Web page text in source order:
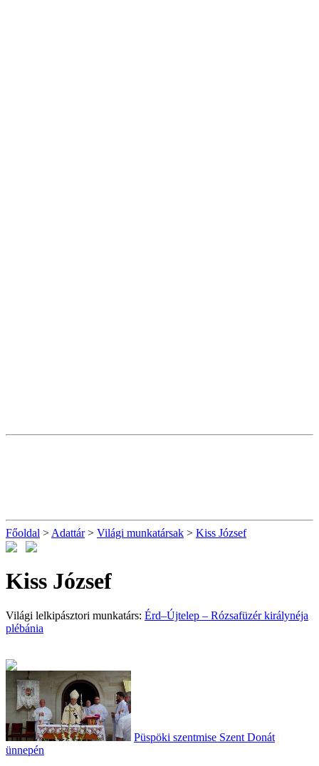
Főoldal > Adattár> Világi munkatársak > Kiss József
Kiss József
Világi lelkipásztori munkatárs: Érd–Újtelep – Rózsafüzér királynéja
plébánia
Püspöki szentmise Szent Donát
ünnepén